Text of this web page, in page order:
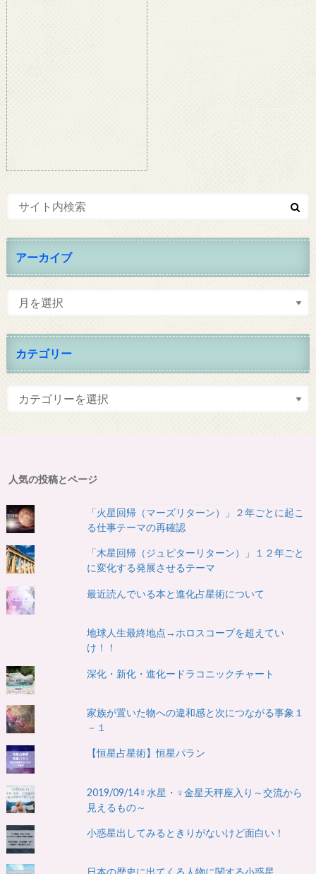
アーカイブ
カテゴリー
人気の投稿とページ
「火星回帰（マーズリターン）」２年ごとに起こ
る仕事テーマの再確認
「木星回帰（ジュピターリターン）」１２年ごと
に変化する発展させるテーマ
最近読んでいる本と進化占星術について
地球人生最終地点→ホロスコープを超えてい
け！！
深化・新化・進化ードラコニックチャート
家族が置いた物への違和感と次につながる事象１
－１
【恒星占星術】恒星パラン
2019/09/14☿水星・♀金星天秤座入り～交流から
見えるもの～
小惑星出してみるときりがないけど面白い！